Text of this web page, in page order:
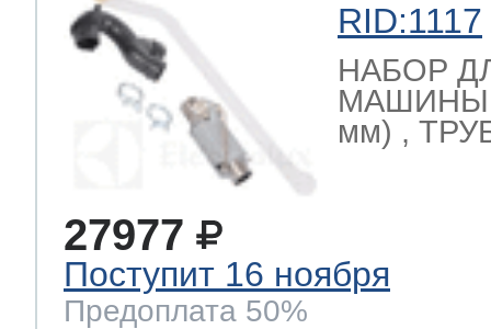
RID:1117
НАБОР
МАШИНЫ
мм) ,
27977
Поступит 16 ноября
Предоплата 50%